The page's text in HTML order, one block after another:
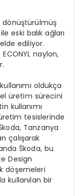
dönüştürülmüş
eski balık ağları
ediliyor.
naylon,
oldukça
üretim sürecini
kullanımı
tesislerinde
Tanzanya
çalışarak
Škoda, bu
Design
döşemeleri
kullanılan bir